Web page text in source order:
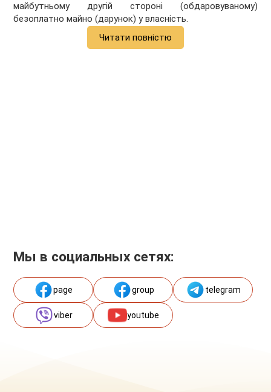
майбутньому другій стороні (обдаровуваному)
безоплатно майно (дарунок) у власність.
Читати повністю
Мы в социальных сетях:
page group telegram
viber youtube